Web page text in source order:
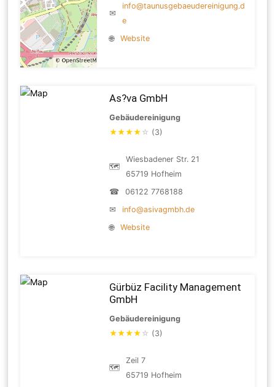
✉
info@taunusgebaeudereinigung.d
e
🌐
Website
As?va GmbH
Gebäudereinigung
★★★★ ☆ (3)
🗺
Wiesbadener Str. 21
65719 Hofheim
☎
06122 7768188
✉
info@asivagmbh.de
🌐
Website
Gürbüz Facility Management
GmbH
Gebäudereinigung
★★★★ ☆ (3)
🗺
Zeil 7
65719 Hofheim